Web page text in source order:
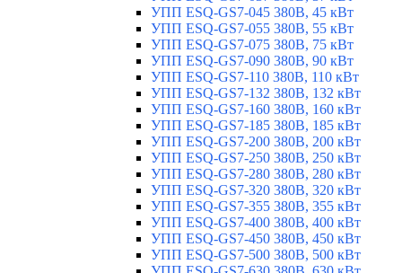
УПП ESQ-GS7-045 380В, 45 кВт
УПП ESQ-GS7-055 380В, 55 кВт
УПП ESQ-GS7-075 380В, 75 кВт
УПП ESQ-GS7-090 380В, 90 кВт
УПП ESQ-GS7-110 380В, 110 кВт
УПП ESQ-GS7-132 380В, 132 кВт
УПП ESQ-GS7-160 380В, 160 кВт
УПП ESQ-GS7-185 380В, 185 кВт
УПП ESQ-GS7-200 380В, 200 кВт
УПП ESQ-GS7-250 380В, 250 кВт
УПП ESQ-GS7-280 380В, 280 кВт
УПП ESQ-GS7-320 380В, 320 кВт
УПП ESQ-GS7-355 380В, 355 кВт
УПП ESQ-GS7-400 380В, 400 кВт
УПП ESQ-GS7-450 380В, 450 кВт
УПП ESQ-GS7-500 380В, 500 кВт